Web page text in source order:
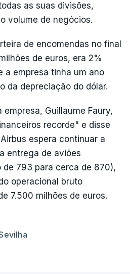
as suas divisões,
volume de negócios.
de encomendas no final
de euros, era 2%
a empresa tinha um ano
da depreciação do dólar.
Guillaume Faury,
recorde" e disse
espera continuar a
entrega de aviões
de 793 para cerca de 870),
operacional bruto
7.500 milhões de euros.